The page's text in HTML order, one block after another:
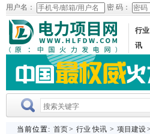
用户名： 密 码：
行
讯
当前位置: 首页> 行业 快讯 > 项目建设